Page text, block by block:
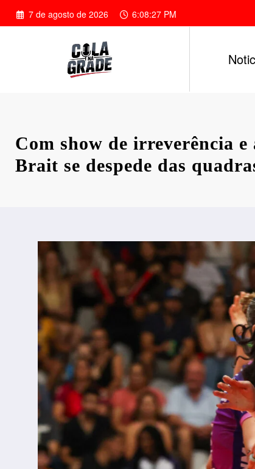
Pular
para
7 de agosto de 2026 6:08:29 PM
Com show de irreverência e
Brait se despede das